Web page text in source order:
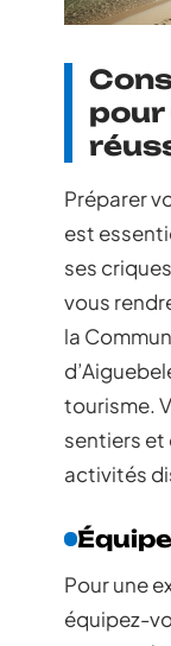
pour
Préparer
est
ses
vous
la
tourisme.
sentiers et
activités
Pour une
équipez-